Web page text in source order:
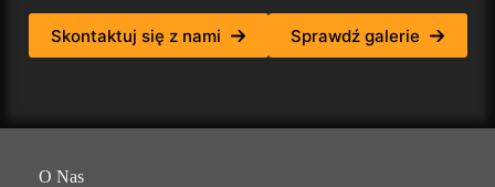
Skontaktuj się z nami Sprawdź galerie
O Nas